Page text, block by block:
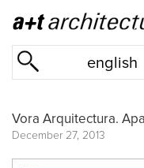
english
Vora Arquitectura.
December 27, 2013